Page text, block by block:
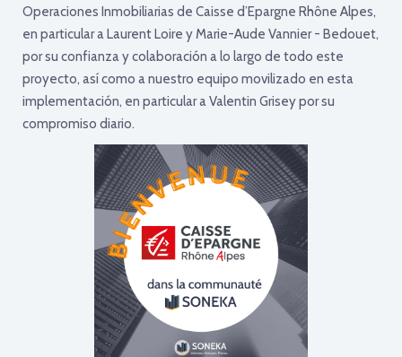
Operaciones Inmobiliarias de Caisse d’Epargne Rhône Alpes,
en particular a Laurent Loire y Marie-Aude Vannier - Bedouet,
por su confianza y colaboración a lo largo de todo este
proyecto, así como a nuestro equipo movilizado en esta
implementación, en particular a Valentin Grisey por su
compromiso diario.